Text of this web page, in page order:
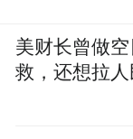
美财长曾做
救，还想拉